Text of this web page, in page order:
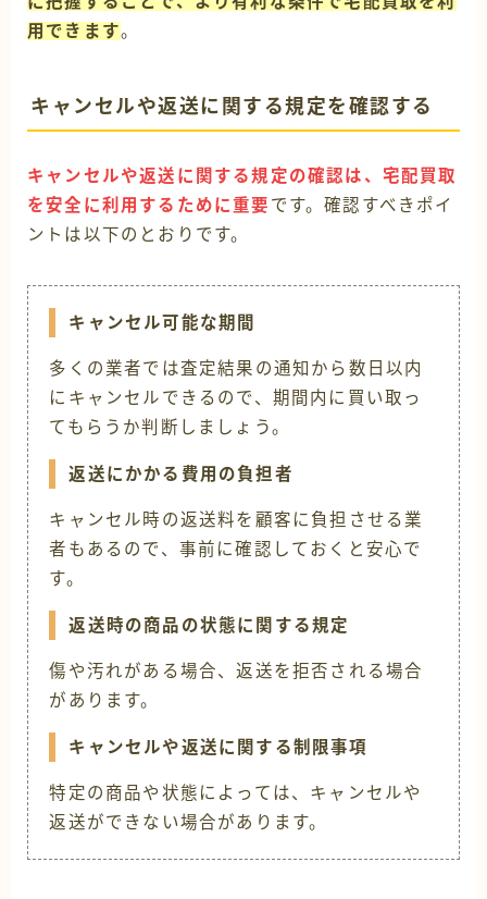
用できます。
キャンセルや返送に関する規定を確認する
キャンセルや返送に関する規定の確認は、宅配買取
を安全に利用するために重要 です。確認すべきポイ
ントは以下のとおりです。
キャンセル可能な期間
多くの業者では査定結果の通知から数日以内
にキャンセルできるので、期間内に買い取っ
てもらうか判断しましょう。
返送にかかる費用の負担者
キャンセル時の返送料を顧客に負担させる業
者もあるので、事前に確認しておくと安心で
す。
返送時の商品の状態に関する規定
傷や汚れがある場合、返送を拒否される場合
があります。
キャンセルや返送に関する制限事項
特定の商品や状態によっては、キャンセルや
返送ができない場合があります。